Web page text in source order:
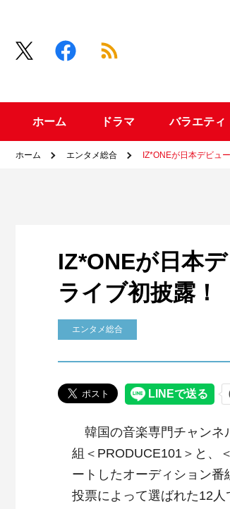
ホーム ドラマ バラエティ
ホーム エンタメ総合 IZ*ONEが日本デビュ
IZ*ONEが日本
ライブ初披露！
エンタメ総合
韓国の音楽専門チャンネ
組＜PRODUCE101＞と、
ートしたオーディション
投票によって選ばれた12